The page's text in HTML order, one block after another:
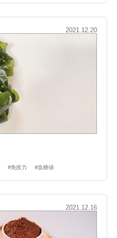
2021.12.20
#免疫力 #血糖値
2021.12.16